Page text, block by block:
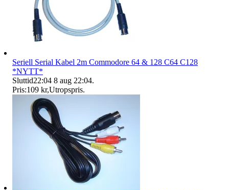
Seriell Serial Kabel 2m Commodore 64 & 128 C64 C128
*NYTT*
Sluttid22:04 8 aug 22:04.
Pris:109 kr,Utropspris.